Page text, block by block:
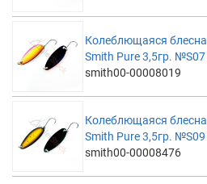
Колеблющаяся блесна
Smith Pure 3,5гр. №S07
smith00-00008019
Колеблющаяся блесна
Smith Pure 3,5гр. №S09
smith00-00008476